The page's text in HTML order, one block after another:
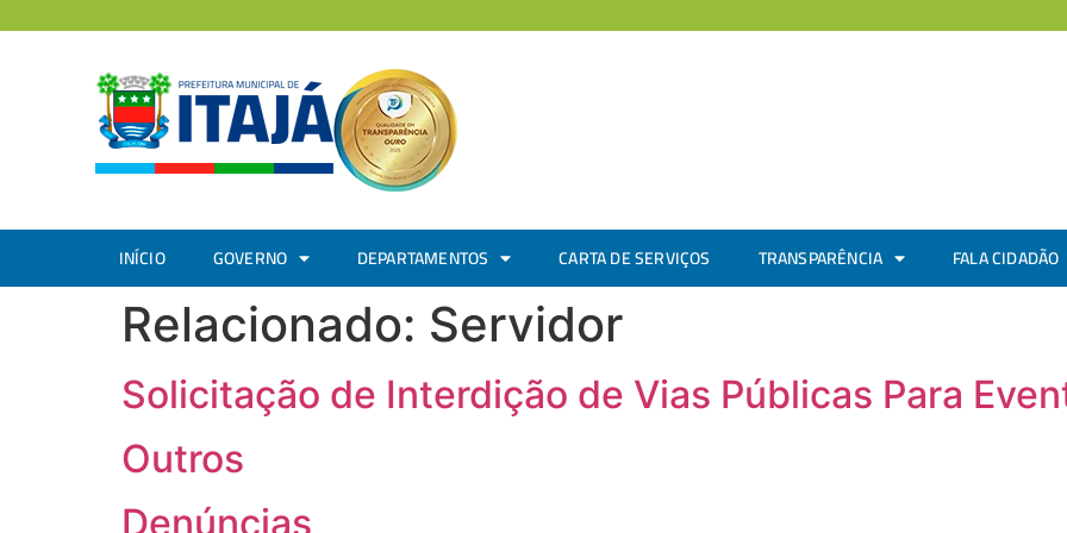
INÍCIO GOVERNO DEPARTAMENTOS CARTA DE SERVIÇOS TRANSPARÊNCIA FALA CIDADÃO
Relacionado: Servidor
Solicitação de Interdição de Vias Públicas Para
Outros
Denúncias